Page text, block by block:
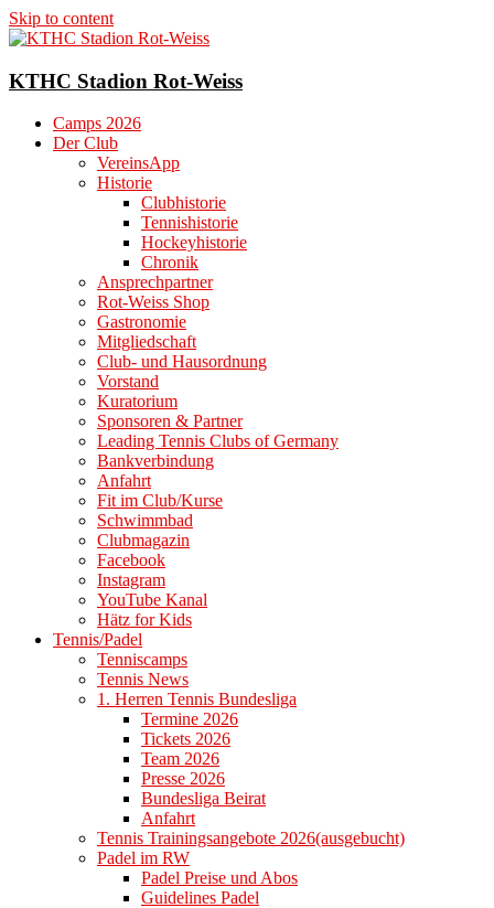
Skip to content
KTHC Stadion Rot-Weiss
Camps 2026
Der Club
VereinsApp
Historie
Clubhistorie
Tennishistorie
Hockeyhistorie
Chronik
Ansprechpartner
Rot-Weiss Shop
Gastronomie
Mitgliedschaft
Club- und Hausordnung
Vorstand
Kuratorium
Sponsoren & Partner
Leading Tennis Clubs of Germany
Bankverbindung
Anfahrt
Fit im Club/Kurse
Schwimmbad
Clubmagazin
Facebook
Instagram
YouTube Kanal
Hätz for Kids
Tennis/Padel
Tenniscamps
Tennis News
1. Herren Tennis Bundesliga
Termine 2026
Tickets 2026
Team 2026
Presse 2026
Bundesliga Beirat
Anfahrt
Tennis Trainingsangebote 2026(ausgebucht)
Padel im RW
Padel Preise und Abos
Guidelines Padel